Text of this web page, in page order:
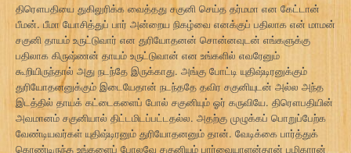
திரௌபதியை துகிலுரிக்க வைத்தது சகுனி செய்த தர்மமா என கேட்டான்
பீமன். பீமா யோசித்துப் பார் அன்றைய நிகழ்வை எனக்குப் பதிலாக என் மாமன்
சகுனி தாயம் உருட்டுவார் என துரியோதனன் சொன்னவுடன் எங்களுக்கு
பதிலாக கிருஷ்ணன் தாயம் உருட்டுவான் என உங்களில் எவரேனும்
கூறியிருந்தால் அது நடந்தே இருக்காது. அங்கு போட்டி யுதிஷ்டிரனுக்கும்
துரியோதனனுக்கும் இடையேதான் நடந்ததே தவிர சகுனியுடன் அல்ல அந்த
இடத்தில் தாயக் கட்டைகளைப் போல் சகுனியும் ஓர் கருவியே. திரௌபதியின்
அவமானம் சகுனியால் திட்டமிடப்பட்டதல்ல. அதற்கு முழுக்கப் பொறுப்பேற்க
வேண்டியவர்கள் யுதிஷ்டிரனும் துரியோதனனும் தான். வேடிக்கை பார்த்துக்
கொண்டிருந்த உங்களைப் போலவே சகுனியும் பார்வையாளன்தான் பழிகாரன்